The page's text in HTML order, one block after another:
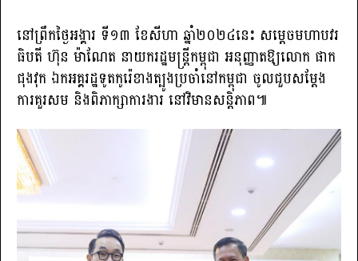
នៅព្រឹកថ្ងៃអង្គារ ទី១៣ ខែសីហា ឆ្នាំ២០២៤នេះ សម្តេចមហាបវរ
ធិបតី ហ៊ុន ម៉ាណែត នាយករដ្ឋមន្ត្រីកម្ពុជា អនុញ្ញាតឱ្យលោក ផាក
ជុងវុក ឯកអគ្គរដ្ឋទូតកូរ៉េខាងត្បូងប្រចាំនៅកម្ពុជា ចូលជួបសម្តែង
ការគួរសម និងពិភាក្សាការងារ នៅវិមានសន្តិភាព៕